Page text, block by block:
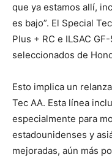
que ya estamos allí,
es bajo”. El Special
Plus + RC e ILSAC
seleccionados de
Esto implica un
Tec AA. Esta línea
especialmente para
estadounidenses y
mejoradas, aún más